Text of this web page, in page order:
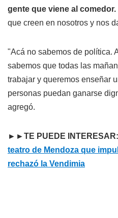
gente que viene al comedor.
que creen en nosotros y nos
"Acá no sabemos de política.
sabemos que todas las
trabajar y queremos enseñar
personas puedan ganarse
agregó.
►►TE PUEDE INTERESAR:
teatro de Mendoza que
rechazó la Vendimia